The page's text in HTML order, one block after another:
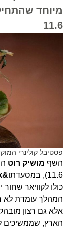
11.6
פסטיבל קולינרי
השף מושיק רוט
11.6), במסעדתו
&Moshik
כולו לקוויאר שחור
המהלך עומדת לא
אלא גם רצון
הארץ, שממשיכים